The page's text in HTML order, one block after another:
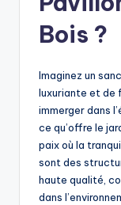
Bois ?
Imaginez un
luxuriante et de
immerger dans
ce qu’offre le
paix où la
sont des
haute qualité,
dans